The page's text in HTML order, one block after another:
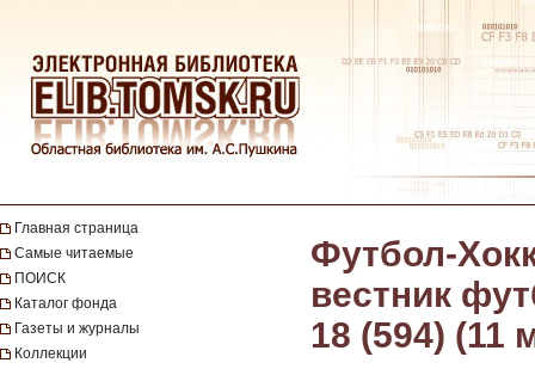
Главная страница
Самые читаемые
ПОИСК
Каталог фонда
Газеты и журналы
Коллекции
Футбол-
вестник
18 (594) (11